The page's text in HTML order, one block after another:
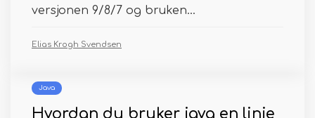
versjonen 9/8/7 og bruken...
Elias Krogh Svendsen
Java
Hvordan du bruker java en linje